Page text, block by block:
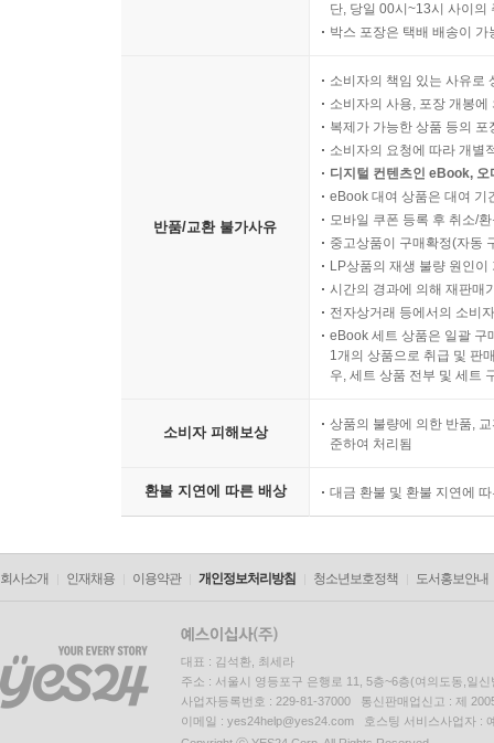
단, 당일 00시~13시 사이의
박스 포장은 택배 배송이
반품/교환 불가사유
소비자의 책임 있는 사유로
소비자의 사용, 포장 개봉
복제가 가능한 상품 등의
소비자의 요청에 따라 개별
디지털 컨텐츠인 eBook,
eBook 대여 상품은 대여 기
모바일 쿠폰 등록 후 취소/
중고상품이 구매확정(자동
LP상품의 재생 불량 원인
시간의 경과에 의해 재판매
전자상거래 등에서의 소비
eBook 세트 상품은 일괄 구
1개의 상품으로 취급 및 판
우, 세트 상품 전부 및 세트
소비자 피해보상
상품의 불량에 의한 반품,
준하여 처리됨
환불 지연에 따른 배상 대금 환불 및 환불 지연에
회사소개 인재채용 이용약관 개인정보처리방침 청소년보호정책 도서홍보안내
대표 : 김석환, 최세라
주소 : 서울시 영등포구 은행로 11, 5층~6층(여의도동,일신
사업자등록번호 : 229-81-37000 통신판매업신고 : 제
이메일 : yes24help@yes24.com 호스팅 서비스사업자 :